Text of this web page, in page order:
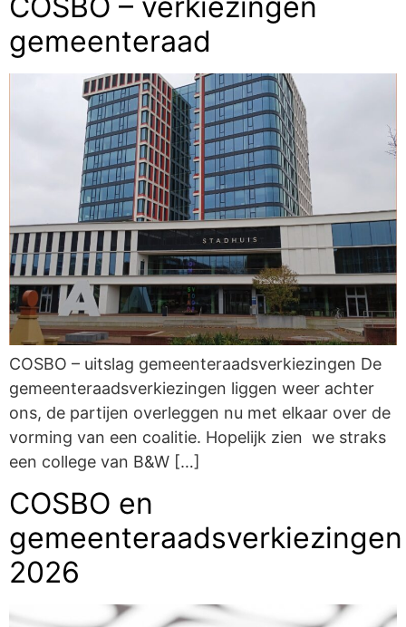
gemeenteraad
COSBO – uitslag gemeenteraadsverkiezingen De
gemeenteraadsverkiezingen liggen weer achter
ons, de partijen overleggen nu met elkaar over de
vorming van een coalitie. Hopelijk zien we straks
een college van B&W […]
COSBO en
gemeenteraadsverkiezingen
2026